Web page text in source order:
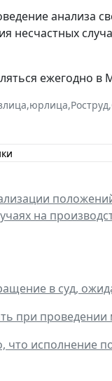
анализа
несчастных
ежегодно в
,юрлица,Роструд,
на
в суд,
при
что исполнение